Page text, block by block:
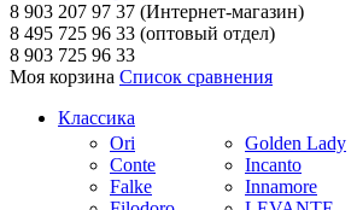
8 903 207 97 37 (Интернет-магазин)
8 495 725 96 33 (оптовый отдел)
8 903 725 96 33
Моя корзина Список сравнения
Классика
Ori
Conte
Falke
Golden Lady
Incanto
Innamore